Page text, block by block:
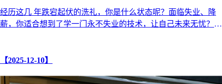
经历这几 年跌宕起伏的洗礼，你是什么状态呢？面临失业、降
薪，你适合想到了学一门永不失业的技术，让自己未来无忧？
【2025-12-10】